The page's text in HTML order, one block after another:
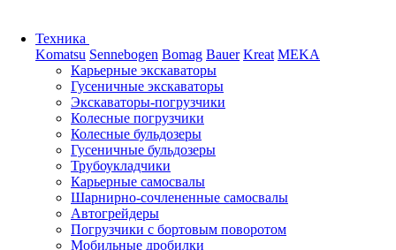
Техника
Komatsu Sennebogen Bomag Bauer Kreat MEKA
Карьерные экскаваторы
Гусеничные экскаваторы
Экскаваторы-погрузчики
Колесные погрузчики
Колесные бульдозеры
Гусеничные бульдозеры
Трубоукладчики
Карьерные самосвалы
Шарнирно-сочлененные cамосвалы
Автогрейдеры
Погрузчики с бортовым поворотом
Мобильные дробилки